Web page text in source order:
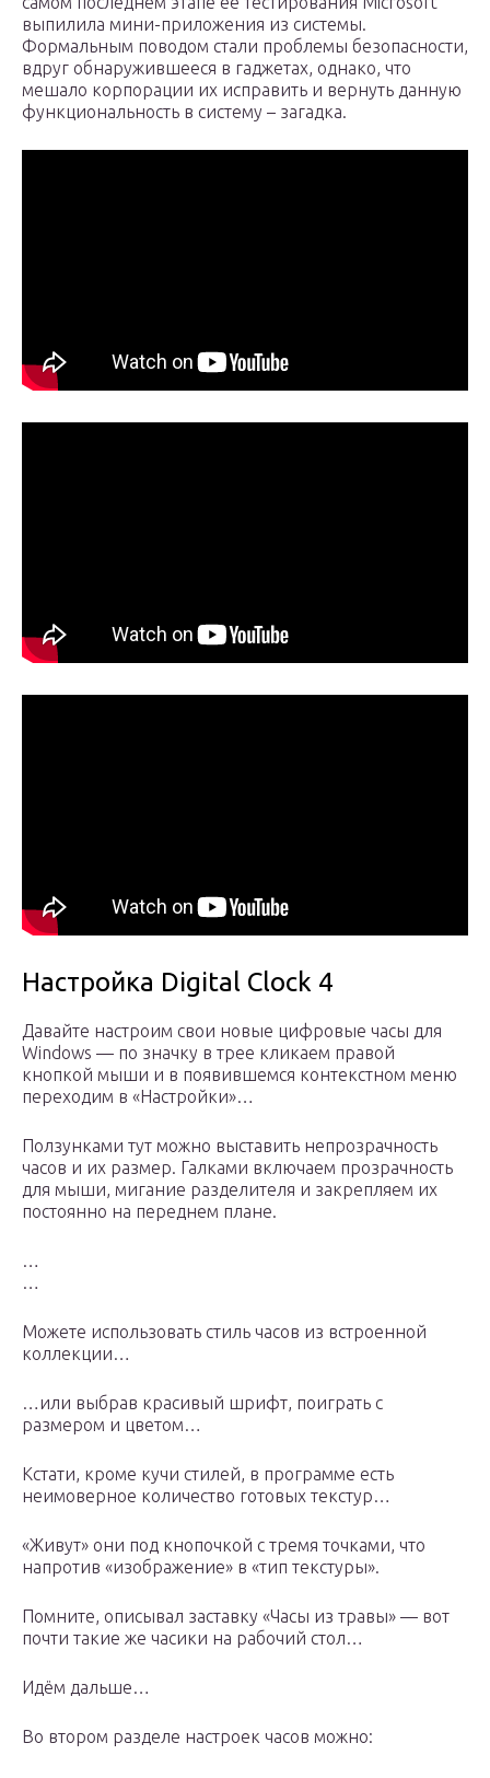
выпилила мини-приложения из системы.
Формальным поводом стали проблемы безопасности,
вдруг обнаружившееся в гаджетах, однако, что
мешало корпорации их исправить и вернуть данную
функциональность в систему – загадка.
Настройка Digital Clock 4
Давайте настроим свои новые цифровые часы для
Windows — по значку в трее кликаем правой
кнопкой мыши и в появившемся контекстном меню
переходим в «Настройки»…
Ползунками тут можно выставить непрозрачность
часов и их размер. Галками включаем прозрачность
для мыши, мигание разделителя и закрепляем их
постоянно на переднем плане.
…
…
Можете использовать стиль часов из встроенной
коллекции…
…или выбрав красивый шрифт, поиграть с
размером и цветом…
Кстати, кроме кучи стилей, в программе есть
неимоверное количество готовых текстур…
«Живут» они под кнопочкой с тремя точками, что
напротив «изображение» в «тип текстуры».
Помните, описывал заставку «Часы из травы» — вот
почти такие же часики на рабочий стол…
Идём дальше…
Во втором разделе настроек часов можно: